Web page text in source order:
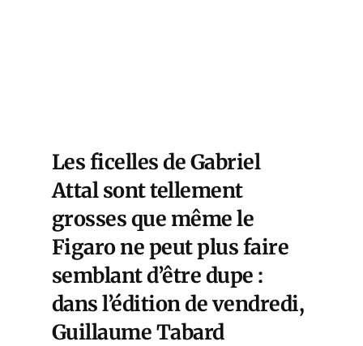
Les ficelles de Gabriel
Attal sont tellement
grosses que même le
Figaro ne peut plus faire
semblant d’être dupe :
dans l’édition de vendredi,
Guillaume Tabard